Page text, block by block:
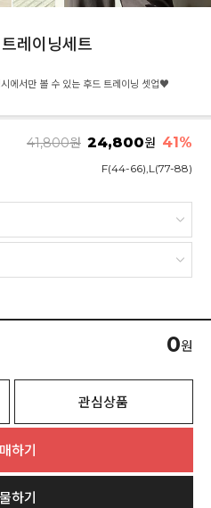
레이닝세트
에서만 볼 수 있는 후드 트레이닝 셋업♥
41,800원 24,800원 41%
F(44-66),L(77-88)
0원
관심상품
하기
하기